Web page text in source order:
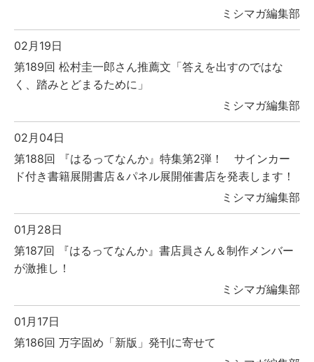
ミシマガ編集部
02月19日
第189回 松村圭一郎さん推薦文「答えを出すのではな
く、踏みとどまるために」
ミシマガ編集部
02月04日
第188回 『はるってなんか』特集第2弾！ サインカー
ド付き書籍展開書店＆パネル展開催書店を発表します！
ミシマガ編集部
01月28日
第187回 『はるってなんか』書店員さん＆制作メンバー
が激推し！
ミシマガ編集部
01月17日
第186回 万字固め「新版」発刊に寄せて